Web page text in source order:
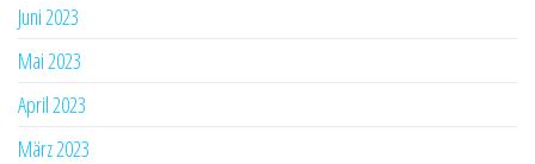
Juni 2023
Mai 2023
April 2023
März 2023